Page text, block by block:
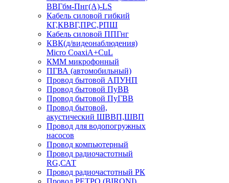
ВВГбм-Пнг(А)-LS
Кабель силовой гибкий
КГ,КВВГ,ПРС,РПШ
Кабель силовой ППГнг
КВК(д/видеонаблюдения)
Micro CoaxiA+CuL
КММ микрофонный
ПГВА (автомобильный)
Провод бытовой АПУНП
Провод бытовой ПуВВ
Провод бытовой ПуГВВ
Провод бытовой,
акустический ШВВП,ШВП
Провод для водопогружных
насосов
Провод компьютерный
Провод радиочастотный
RG,САТ
Провод радиочастотный РК